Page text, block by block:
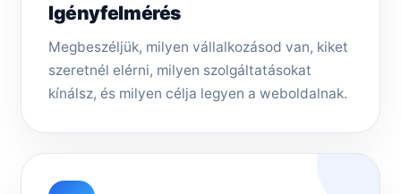
Igényfelmérés
Megbeszéljük, milyen vállalkozásod van, kiket
szeretnél elérni, milyen szolgáltatásokat
kínálsz, és milyen célja legyen a weboldalnak.